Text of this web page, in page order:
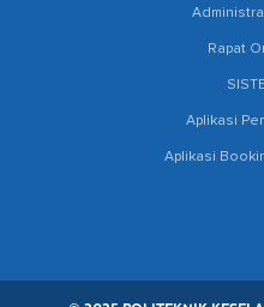
Rapat
Aplikasi
Aplikasi